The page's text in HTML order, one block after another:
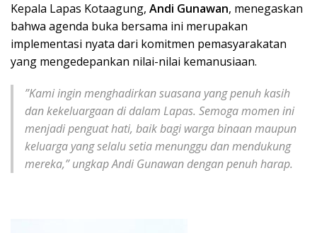
​Kepala Lapas Kotaagung, Andi Gunawan, menegaskan
bahwa agenda buka bersama ini merupakan
implementasi nyata dari komitmen pemasyarakatan
yang mengedepankan nilai-nilai kemanusiaan.
​”Kami ingin menghadirkan suasana yang penuh kasih
dan kekeluargaan di dalam Lapas. Semoga momen ini
menjadi penguat hati, baik bagi warga binaan maupun
keluarga yang selalu setia menunggu dan mendukung
mereka,” ungkap Andi Gunawan dengan penuh harap.